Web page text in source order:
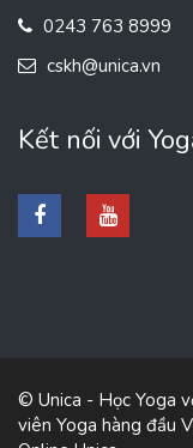
0243 763 8999
cskh@unica.vn
Kết nối với
© Unica - Học Yoga
viên Yoga hàng đầu